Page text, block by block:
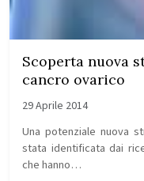
Scoperta nuova
cancro ovarico
29 Aprile 2014
Una potenziale nuova
stata identificata dai
che hanno…